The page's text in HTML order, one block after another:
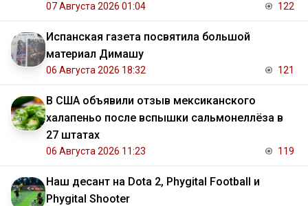
07 Августа 2026 01:04 122
Испанская газета посвятила большой
материал Димашу
06 Августа 2026 18:32 121
В США объявили отзыв мексиканского
халапеньо после вспышки сальмонеллёза в
27 штатах
06 Августа 2026 11:23 119
Наш десант на Dota 2, Phygital Football и
Phygital Shooter